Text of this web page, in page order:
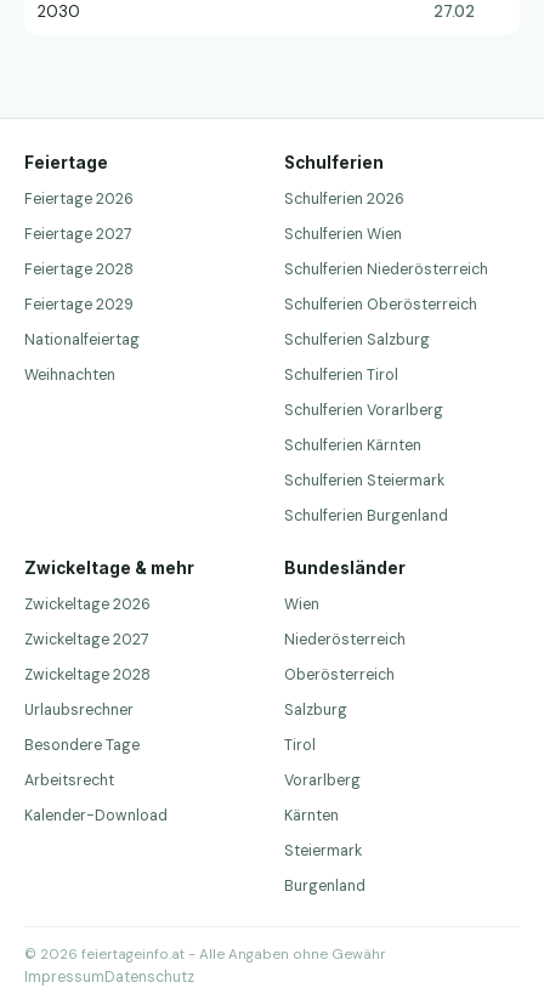
2030 27.02
Feiertage
Feiertage 2026
Feiertage 2027
Feiertage 2028
Feiertage 2029
Nationalfeiertag
Weihnachten
Schulferien
Schulferien 2026
Schulferien Wien
Schulferien Niederösterreich
Schulferien Oberösterreich
Schulferien Salzburg
Schulferien Tirol
Schulferien Vorarlberg
Schulferien Kärnten
Schulferien Steiermark
Schulferien Burgenland
Zwickeltage & mehr
Zwickeltage 2026
Zwickeltage 2027
Zwickeltage 2028
Urlaubsrechner
Besondere Tage
Arbeitsrecht
Kalender-Download
Bundesländer
Wien
Niederösterreich
Oberösterreich
Salzburg
Tirol
Vorarlberg
Kärnten
Steiermark
Burgenland
© 2026 feiertageinfo.at - Alle Angaben ohne Gewähr
ImpressumDatenschutz